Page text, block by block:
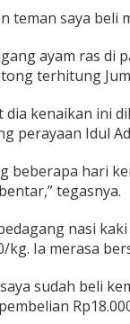
n
a
k
a
a
n
u
l
a
t
e
l
h
teman saya beli
ayam ras di
terhitung
dia kenaikan ini
perayaan Idul
beberapa hari
tegasnya.
nasi
kg. Ia merasa
sudah beli